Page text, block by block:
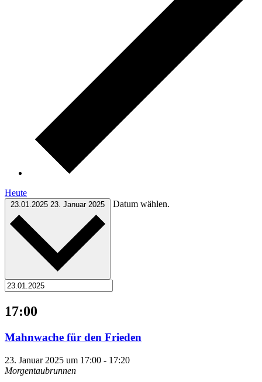
Heute
23.01.2025 23. Januar 2025 Datum wählen.
17:00
Mahnwache für den Frieden
23. Januar 2025 um 17:00 - 17:20
Morgentaubrunnen